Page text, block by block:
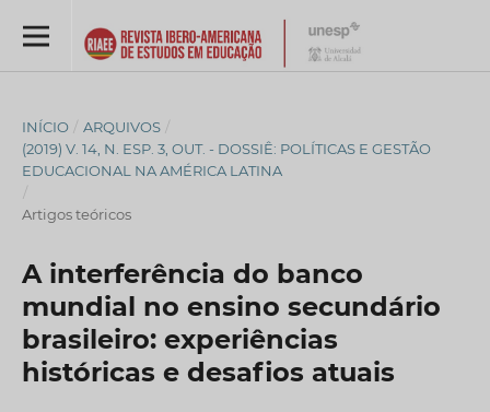
INÍCIO / ARQUIVOS /
(2019) V. 14, N. ESP. 3, OUT. - DOSSIÊ: POLÍTICAS E GESTÃO
EDUCACIONAL NA AMÉRICA LATINA
/
Artigos teóricos
A interferência do banco
mundial no ensino secundário
brasileiro: experiências
históricas e desafios atuais